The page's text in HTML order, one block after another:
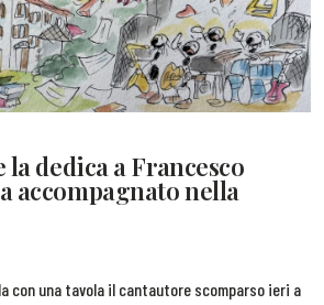
dedica a Francesco
accompagnato nella
una tavola il cantautore scomparso ieri a